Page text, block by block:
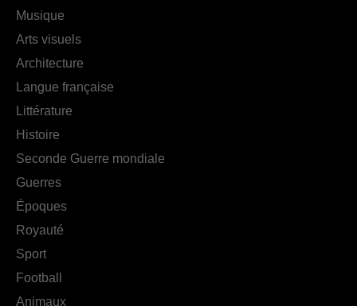
Musique
Arts visuels
Architecture
Langue française
Littérature
Histoire
Seconde Guerre mondiale
Guerres
Époques
Royauté
Sport
Football
Animaux